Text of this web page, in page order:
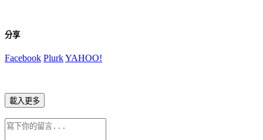
分享
Facebook PlurkYAHOO!
載入更多